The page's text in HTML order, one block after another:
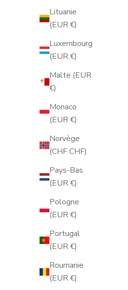
Lituanie
(EUR €)
Luxembourg
(EUR €)
Malte (EUR
€)
Monaco
(EUR €)
Norvège
(CHF CHF)
Pays-Bas
(EUR €)
Pologne
(EUR €)
Portugal
(EUR €)
Roumanie
(EUR €)